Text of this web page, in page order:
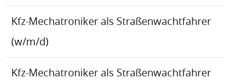
Kfz-Mechatroniker als Straßenwachtfahrer
(w/m/d)
Kfz-Mechatroniker als Straßenwachtfahrer